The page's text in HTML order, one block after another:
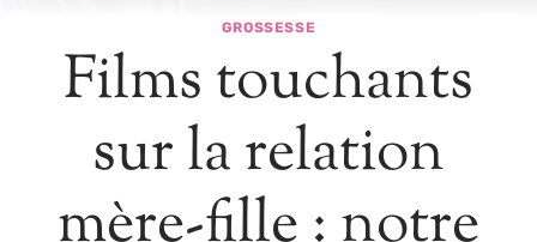
GROSSESSE
Films touchants
sur la relation